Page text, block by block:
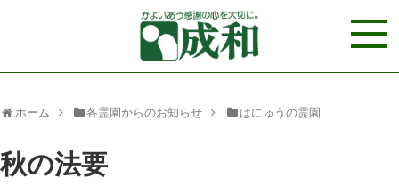
ホーム 各霊園からのお知らせ はにゅうの霊園
秋の法要